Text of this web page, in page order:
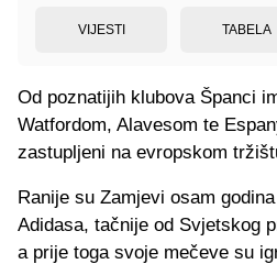
VIJESTI TABELA
Od poznatijih klubova Španci
Watfordom, Alavesom te
zastupljeni na evropskom
Ranije su Zamjevi osam
Adidasa, tačnije od Svjetskog
a prije toga svoje mečeve su